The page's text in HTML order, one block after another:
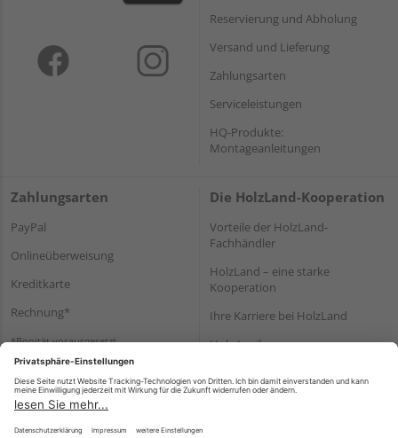
Reservierung und Abholung
Versand und Lieferung
Zahlungsarten
Serviceleistungen
HQ-Produkte:
Montageanleitungen
Zahlungsarten
PayPal
Onlineüberweisung
Kreditkarte
Rechnung*
*Bonität vorausgesetzt
Die HolzLand-Kooperation
Vorteile der HolzLand-
Fachhändler
HolzLand – eine starke
Kooperation
Ihre Karriere bei HolzLand
Holz-Lexikon